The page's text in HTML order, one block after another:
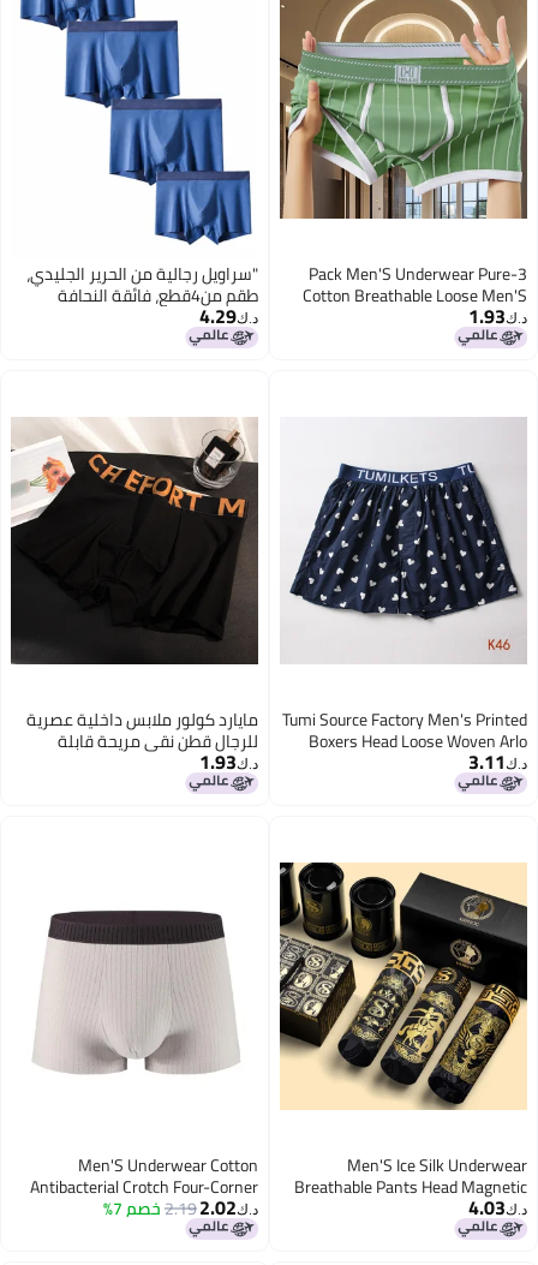
3-Pack Men'S Underwear Pure
Cotton Breathable Loose Men'S
Boxer Briefs Youth Sports Pants
Men'S Boxer Shorts
د.ك‏1.93
5
"سراويل رجالية من الحرير الجليدي،
طقم من4قطع، فائقة النحافة
تهوية ممتازة، تمتص الرطوبة
د.ك‏4.29
Tumi Source Factory Men's Printed
Boxers Head Loose Woven Arlo
Pants Boxer Briefs Cotton plus
size
د.ك‏3.11
مايارد كولور ملابس داخلية عصرية
للرجال قطن نقي مريحة قابلة
طبقة مزدوجة مضادة للبكتيريا
د.ك‏1.93
Men'S Ice Silk Underwear
Breathable Pants Head Magnetic
Curing Pants Personalized Printing
Antibacterial Inner File 3 Canned
د.ك‏4.03
Men'S Underwear Cotton
Antibacterial Crotch Four-Corner
Panties Drawdown Comfortable
Breathable Boxers Manufacturers
د.ك‏2.02
2.19خصم 7%